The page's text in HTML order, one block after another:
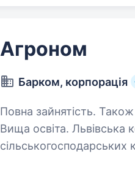
Агроном
Барком, корпорація
Повна зайнятість. Також
Вища освіта. Львівська корпорація «Барком» — одна із небагатьох
сільськогосподарських